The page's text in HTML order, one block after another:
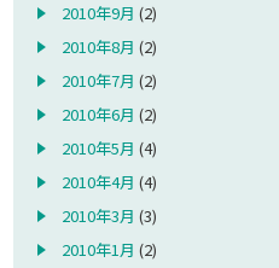
2010年9月 (2)
2010年8月 (2)
2010年7月 (2)
2010年6月 (2)
2010年5月 (4)
2010年4月 (4)
2010年3月 (3)
2010年1月 (2)